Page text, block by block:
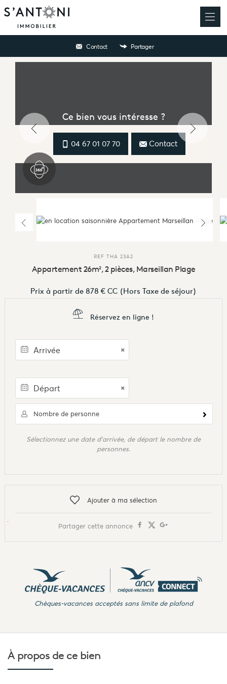
Contact Partager
Ce bien vous intéresse ?
04 67 01 07 70 Contact
REF THA 23A2
Appartement 26m², 2 pièces, Marseillan Plage
Prix à partir de 878 € CC (Hors Taxe de séjour)
Réservez en ligne !
Nombre de personne
Sélectionnez une date d'arrivée, de départ le nombre de
personnes.
Ajouter à ma sélection
Partager cette annonce
Chèques-vacances acceptés sans limite de plafond
À propos de ce bien